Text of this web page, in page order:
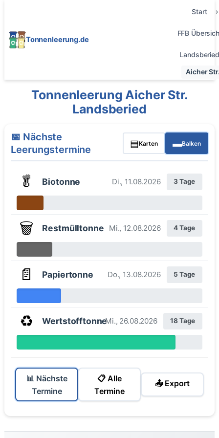
Tonnenleerung.de
Start
FFB
Landsberied
Aicher
Tonnenleerung Aicher Str.
Landsberied
📅 Nächste
Leerungstermine
▤Karten ▬Balken
🥬 Biotonne Di., 11.08.2026 3 Tage
🗑️ Restmülltonne Mi., 12.08.2026 4 Tage
📄 Papiertonne Do., 13.08.2026 5 Tage
♻️ WertstofftonneMi., 26.08.2026 18 Tage
📊 Nächste
Termine
📋 Alle
Termine
📤 Export